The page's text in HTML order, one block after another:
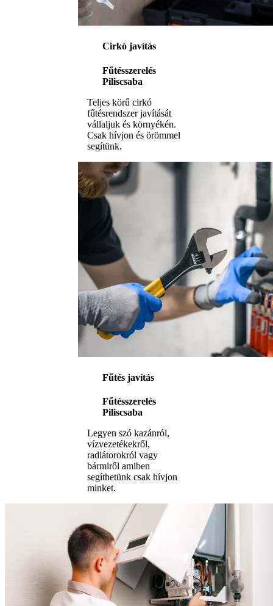
Cirkó javítás
Fűtésszerelés
Piliscsaba
Teljes körű cirkó
fűtésrendszer javítását
vállaljuk és környékén.
Csak hívjon és örömmel
segítünk.
Fűtés javítás
Fűtésszerelés
Piliscsaba
Legyen szó kazánról,
vízvezetékekről,
radiátorokról vagy
bármiről amiben
segíthetünk csak hívjon
minket.